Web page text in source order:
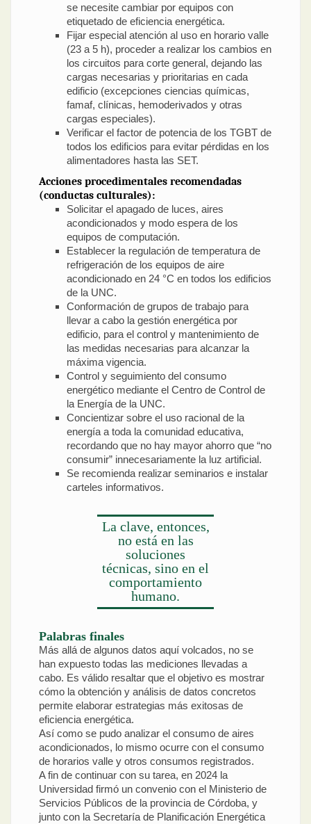
se necesite cambiar por equipos con
etiquetado de eficiencia energética.
Fijar especial atención al uso en horario valle
(23 a 5 h), proceder a realizar los cambios en
los circuitos para corte general, dejando las
cargas necesarias y prioritarias en cada
edificio (excepciones ciencias químicas,
famaf, clínicas, hemoderivados y otras
cargas especiales).
Verificar el factor de potencia de los TGBT de
todos los edificios para evitar pérdidas en los
alimentadores hasta las SET.
Acciones procedimentales recomendadas
(conductas culturales):
Solicitar el apagado de luces, aires
acondicionados y modo espera de los
equipos de computación.
Establecer la regulación de temperatura de
refrigeración de los equipos de aire
acondicionado en 24 °C en todos los edificios
de la UNC.
Conformación de grupos de trabajo para
llevar a cabo la gestión energética por
edificio, para el control y mantenimiento de
las medidas necesarias para alcanzar la
máxima vigencia.
Control y seguimiento del consumo
energético mediante el Centro de Control de
la Energía de la UNC.
Concientizar sobre el uso racional de la
energía a toda la comunidad educativa,
recordando que no hay mayor ahorro que “no
consumir” innecesariamente la luz artificial.
Se recomienda realizar seminarios e instalar
carteles informativos.
La clave, entonces,
no está en las
soluciones
técnicas, sino en el
comportamiento
humano.
Palabras finales
Más allá de algunos datos aquí volcados, no se
han expuesto todas las mediciones llevadas a
cabo. Es válido resaltar que el objetivo es mostrar
cómo la obtención y análisis de datos concretos
permite elaborar estrategias más exitosas de
eficiencia energética.
Así como se pudo analizar el consumo de aires
acondicionados, lo mismo ocurre con el consumo
de horarios valle y otros consumos registrados.
A fin de continuar con su tarea, en 2024 la
Universidad firmó un convenio con el Ministerio de
Servicios Públicos de la provincia de Córdoba, y
junto con la Secretaría de Planificación Energética